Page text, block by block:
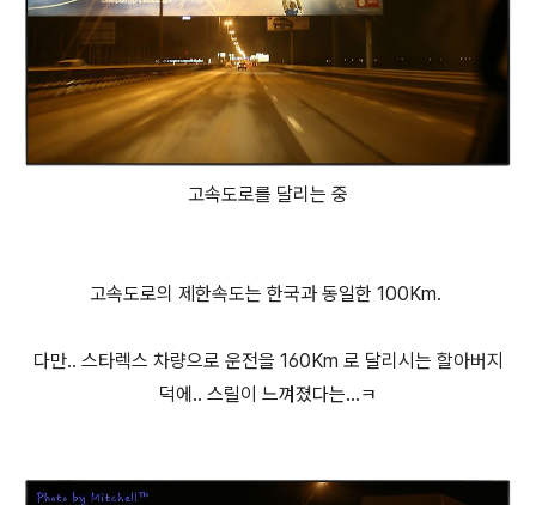
고속도로를 달리는 중
고속도로의 제한속도는 한국과 동일한 100Km.
다만.. 스타렉스 차량으로 운전을 160Km 로 달리시는 할아버지
덕에.. 스릴이 느껴졌다는...ㅋ